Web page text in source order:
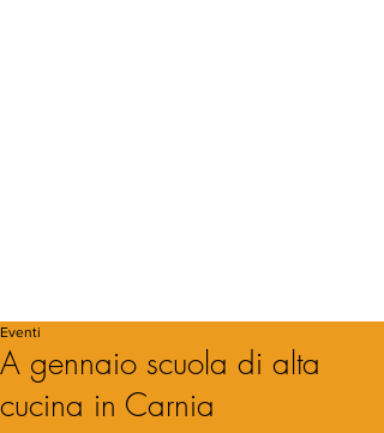
A gennaio scuola di alta
cucina in Carnia
Eventi